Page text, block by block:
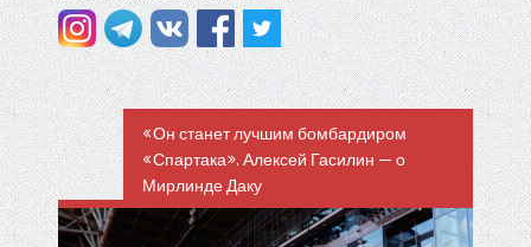
«Он станет лучшим бомбардиром
«Спартака». Алексей Гасилин — о
Мирлинде Даку